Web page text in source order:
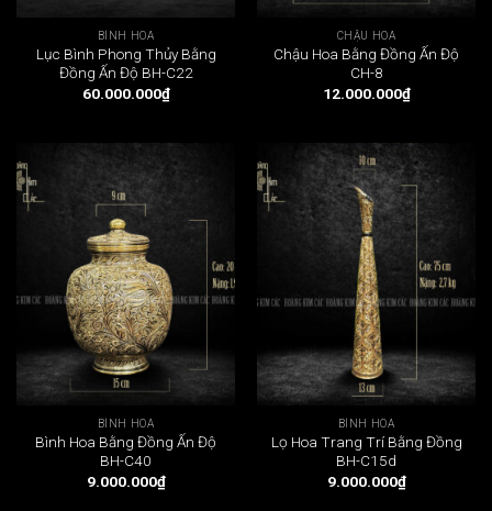
BÌNH HOA
Lục Bình Phong Thủy Bằng
Đồng Ấn Độ BH-C22
60.000.000₫
CHẬU HOA
Chậu Hoa Bằng Đồng Ấn Độ
CH-8
12.000.000₫
BÌNH HOA
Bình Hoa Bằng Đồng Ấn Độ
BH-C40
9.000.000₫
BÌNH HOA
Lọ Hoa Trang Trí Bằng Đồng
BH-C15d
9.000.000₫